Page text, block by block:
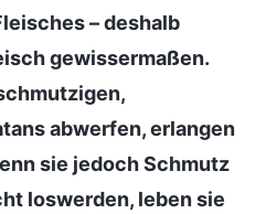
– deshalb
gewissermaßen.
abwerfen, erlangen
sie jedoch Schmutz
loswerden, leben sie